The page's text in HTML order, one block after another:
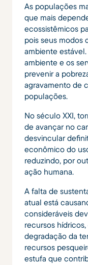
As populações
que mais
ecossistêmicos
pois seus modos
ambiente
ambiente e os
prevenir a
agravamento de
populações.
No século XXI,
de avançar no
desvincular
econômico do
reduzindo, por
ação humana.
A falta de
atual está
consideráveis
recursos
degradação da
recursos
estufa que